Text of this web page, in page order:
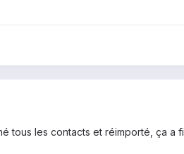
tous les contacts et réimporté, ça a